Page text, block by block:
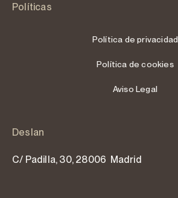
Políticas
Política de privacidad
Política de cookies
Aviso Legal
Deslan
C/ Padilla, 30, 28006 Madrid